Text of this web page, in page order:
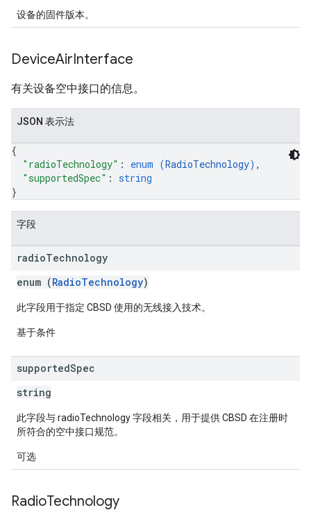
设备的固件版本。
DeviceAirInterface
有关设备空中接口的信息。
JSON 表示法
{
"radioTechnology" : enum (RadioTechnology) ,
"supportedSpec" : string
}
字段
radioTechnology
enum (RadioTechnology)
此字段用于指定 CBSD 使用的无线接入技术。
基于条件
supportedSpec
string
此字段与 radioTechnology 字段相关，用于提供 CBSD 在注册时
所符合的空中接口规范。
可选
RadioTechnology